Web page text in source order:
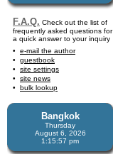
F.A.Q. Check out the list of
frequently asked questions for
a quick answer to your inquiry
e-mail the author
guestbook
site settings
site news
bulk lookup
Bangkok
Thursday
August 6, 2026
1:15:57 pm